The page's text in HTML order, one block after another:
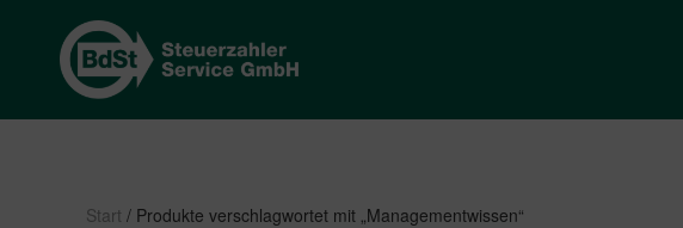
Start / Produkte verschlagwortet mit „Managementwissen“